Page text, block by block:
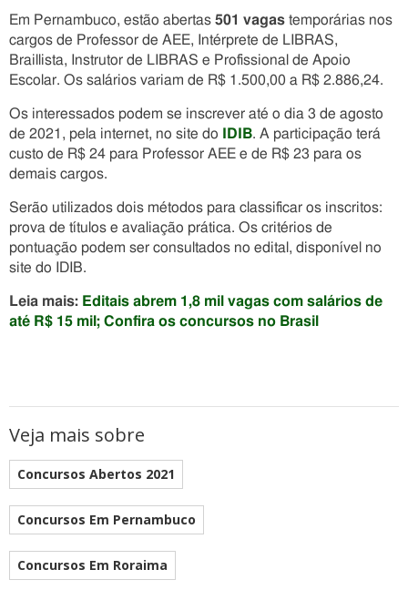
Em Pernambuco, estão abertas 501 vagas temporárias nos
cargos de Professor de AEE, Intérprete de LIBRAS,
Braillista, Instrutor de LIBRAS e Profissional de Apoio
Escolar. Os salários variam de R$ 1.500,00 a R$ 2.886,24.
Os interessados podem se inscrever até o dia 3 de agosto
de 2021, pela internet, no site do
IDIB. A participação terá
custo de R$ 24 para Professor AEE e de R$ 23 para os
demais cargos.
Serão utilizados dois métodos para classificar os inscritos:
prova de títulos e avaliação prática. Os critérios de
pontuação podem ser consultados no edital, disponível no
site do IDIB.
Leia mais: Editais abrem 1,8 mil vagas com salários de
até R$ 15 mil; Confira os concursos no Brasil
Veja mais sobre
Concursos Abertos 2021
Concursos Em Pernambuco
Concursos Em Roraima